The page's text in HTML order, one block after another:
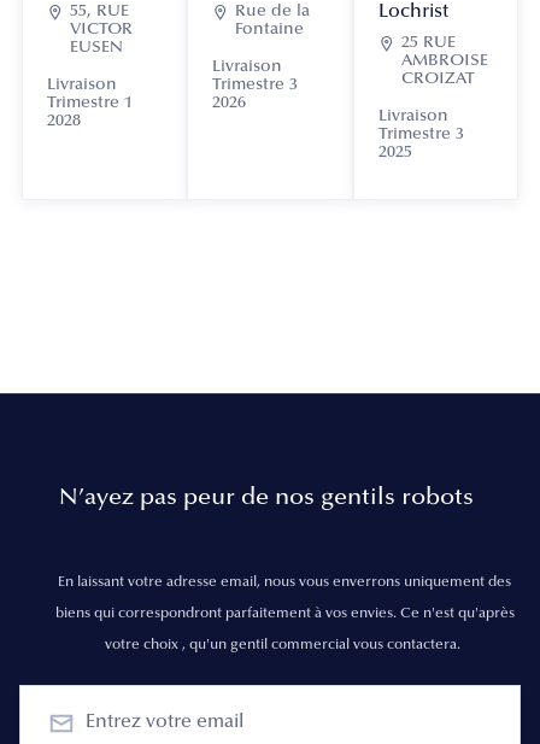
 55, RUE
VICTOR
EUSEN
Livraison
Trimestre 1
2028

Rue de la
Fontaine
Livraison
Trimestre 3
2026
Lochrist
 25 RUE
AMBROISE
CROIZAT
Livraison
Trimestre 3
2025
N’ayez pas peur de nos gentils robots
En laissant votre adresse email, nous vous enverrons uniquement des
biens qui correspondront parfaitement à vos envies. Ce n'est qu'après
votre choix , qu'un gentil commercial vous contactera.